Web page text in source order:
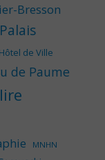
Bresson
Hôtel de Ville
de Paume
MNHN